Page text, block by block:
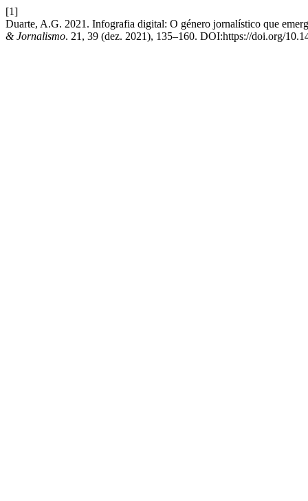
[1]
Duarte, A.G. 2021. Infografia digital: O género jornalístico que
& Jornalismo. 21, 39 (dez. 2021), 135–160. DOI:https://doi.org/